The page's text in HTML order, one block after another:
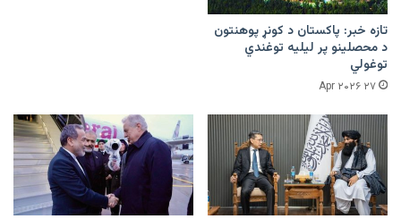
تازه خبر: پاکستان د کونړ پوهنتون
د محصلینو پر لیلیه توغندي
توغولي
۲۷ Apr ۲۰۲۶